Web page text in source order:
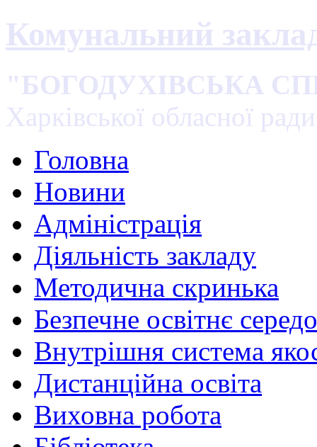
Комунальний
"БОГОДУХІВСЬКА
Харківської обласної ради
Головна
Новини
Адміністрація
Діяльність закладу
Методична скринька
Безпечне освітнє
Внутрішня система
Дистанційна освіта
Виховна робота